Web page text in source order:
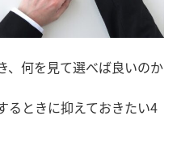
、何を見て選べば良いのか
るときに抑えておきたい4